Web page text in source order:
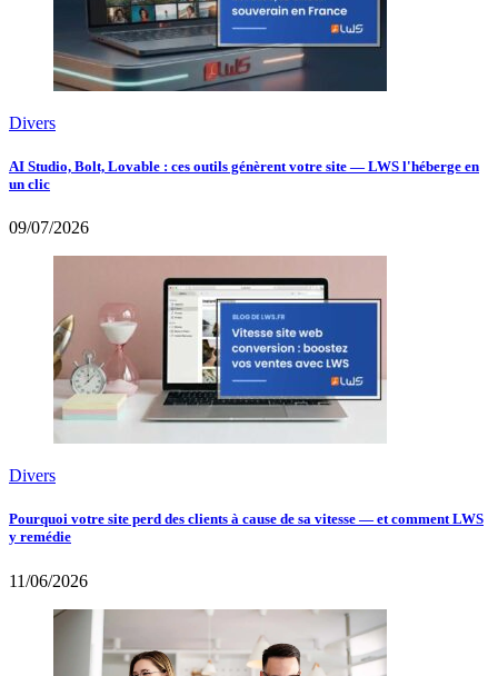
Divers
AI Studio, Bolt, Lovable : ces outils génèrent votre site — LWS l'héberge en
un clic
09/07/2026
Divers
Pourquoi votre site perd des clients à cause de sa vitesse — et comment LWS
y remédie
11/06/2026